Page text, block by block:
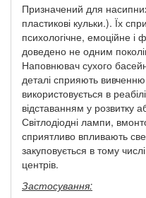
Призначений для
пластикові кульки.). Їх
психологічне, емоційне і
доведено не одним
Наповнювач сухого
деталі сприяють
використовується в
відставанням у розвитку
Світлодіодні лампи,
сприятливо впливають
закуповується в тому
центрів.
Застосування: